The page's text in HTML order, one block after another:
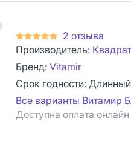
2 отзыва
Производитель:
Бренд: Vitamir
Срок годности:
Все варианты Витамир
Доступна оплата онлайн